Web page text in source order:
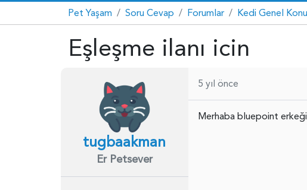
Pet Yaşam Soru Cevap Forumlar Kedi Genel
Eşleşme ilanı icin
tugbaakman
Er Petsever
5 yıl önce
Merhaba bluepoint